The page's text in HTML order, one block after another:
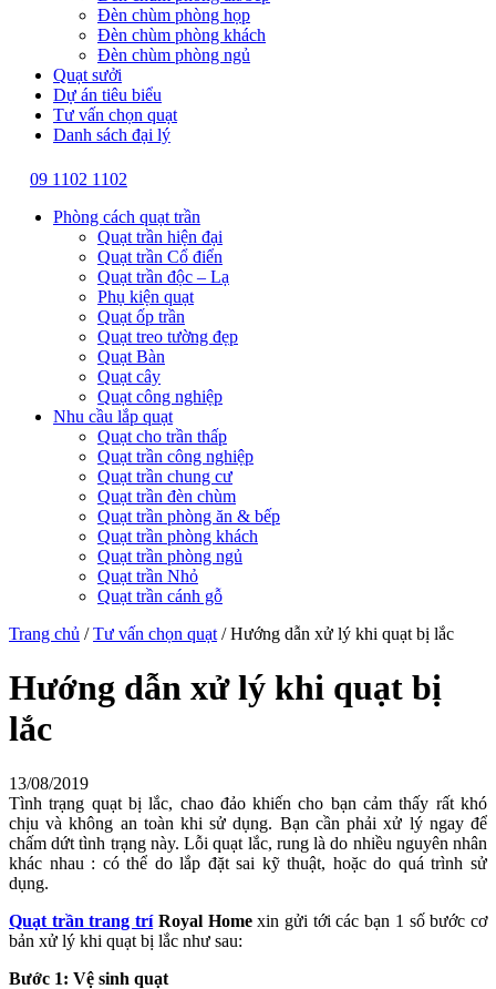
Đèn chùm phòng họp
Đèn chùm phòng khách
Đèn chùm phòng ngủ
Quạt sưởi
Dự án tiêu biểu
Tư vấn chọn quạt
Danh sách đại lý
09 1102 1102
Phòng cách quạt trần
Quạt trần hiện đại
Quạt trần Cổ điển
Quạt trần độc – Lạ
Phụ kiện quạt
Quạt ốp trần
Quạt treo tường đẹp
Quạt Bàn
Quạt cây
Quạt công nghiệp
Nhu cầu lắp quạt
Quạt cho trần thấp
Quạt trần công nghiệp
Quạt trần chung cư
Quạt trần đèn chùm
Quạt trần phòng ăn & bếp
Quạt trần phòng khách
Quạt trần phòng ngủ
Quạt trần Nhỏ
Quạt trần cánh gỗ
Trang chủ /Tư vấn chọn quạt /Hướng dẫn xử lý khi quạt bị lắc
Hướng dẫn xử lý khi quạt bị
lắc
13/08/2019
Tình trạng quạt bị lắc, chao đảo khiến cho bạn cảm thấy rất khó
chịu và không an toàn khi sử dụng. Bạn cần phải xử lý ngay để
chấm dứt tình trạng này. Lỗi quạt lắc, rung là do nhiều nguyên nhân
khác nhau : có thể do lắp đặt sai kỹ thuật, hoặc do quá trình sử
dụng.
Quạt trần trang tríRoyal Homexin gửi tới các bạn 1 số bước cơ
bản xử lý khi quạt bị lắc như sau:
Bước 1: Vệ sinh quạt